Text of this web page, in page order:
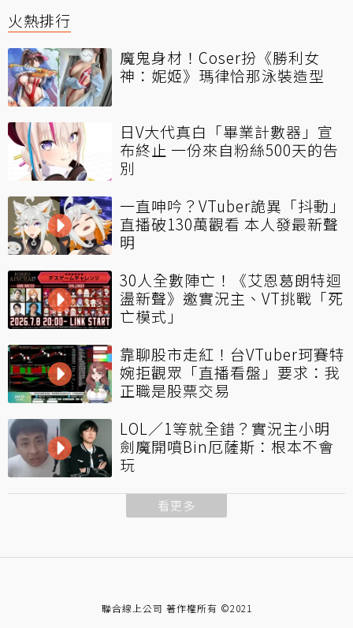
火熱排行
魔鬼身材！Coser扮《勝利女
神：妮姬》瑪律恰那泳裝造型
日V大代真白「畢業計數器」宣
布終止 一份來自粉絲500天的告
別
一直呻吟？VTuber詭異「抖動」
直播破130萬觀看 本人發最新聲
明
30人全數陣亡！《艾恩葛朗特迴
盪新聲》邀實況主、VT挑戰「死
亡模式」
靠聊股市走紅！台VTuber珂賽特
婉拒觀眾「直播看盤」要求：我
正職是股票交易
LOL／1等就全錯？實況主小明
劍魔開噴Bin厄薩斯：根本不會
玩
看更多
聯合線上公司 著作權所有 ©2021